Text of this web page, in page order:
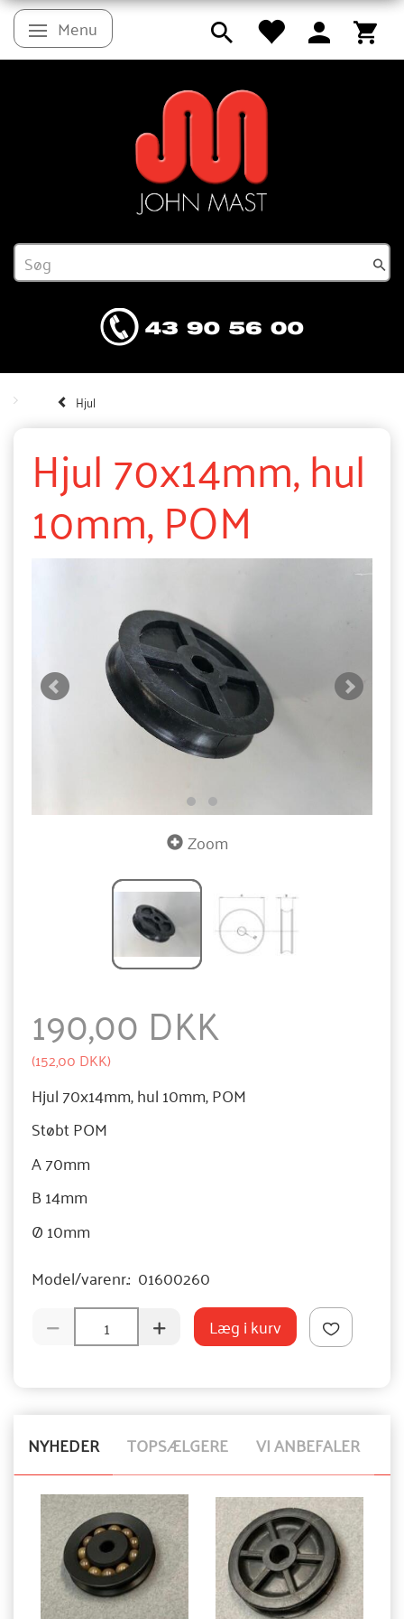
Skifte navigation
Menu
Hjul
Hjul 70x14mm, hul
10mm, POM
Zoom
190,00 DKK
(152,00 DKK)
Hjul 70x14mm, hul 10mm, POM
Støbt POM
A 70mm
B 14mm
Ø 10mm
Model/varenr.: 01600260
Læg i kurv
NYHEDER TOPSÆLGERE VI ANBEFALER